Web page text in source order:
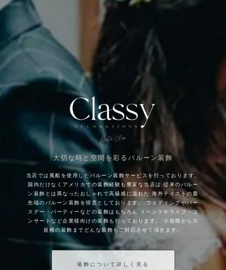
大切な時と空間を彩るバルーン装飾
当店では風船を使用したバルーン装飾サービスを行っております。
国内だけなくアメリカでの装飾経験も豊富な当店は 従来のバルー
ン装飾とは異なったおしゃれで高級感に溢れた
海外テイストの最
先端のバルーン装飾を得意としております。
ウェディングやバー
スデー・パーティーなどの装飾はもちろん
イベントやライブ・コ
ンサートなど企業様向けの装飾も行っております。
小規模から大
規模の装飾までどんな装飾もご対応させて頂きます。
装飾について詳しく見る